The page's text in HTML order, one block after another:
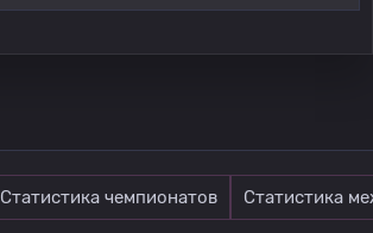
Статистика чемпионатов Статистика